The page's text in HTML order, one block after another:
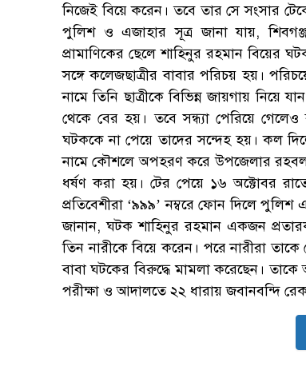
নিজেই বিয়ে করেন। তবে তার সে সংসার
পুলিশ ও এজাহার সূত্র জানা যায়,
প্রামাণিকের ছেলে শাহিনুর রহমান বিয়ের
সঙ্গে কলেজছাত্রীর বাবার পরিচয় হয়।
নামে তিনি ছাত্রীকে বিভিন্ন জায়গায় নিয়ে
থেকে বের হয়। তবে সন্ধ্যা পেরিয়ে গেলেও
ঘটককে না পেয়ে তাদের সন্দেহ হয়। কল
নামে কৌশলে অপহরণ করে উপজেলার রহবল
ধর্ষণ করা হয়। টের পেয়ে ১৬ অক্টোবর
প্রতিবেশীরা ‘৯৯৯’ নম্বরে ফোন দিলে
জানান, ঘটক শাহিনুর রহমান একজন
তিন নারীকে বিয়ে করেন। পরে নারীরা
বাবা ঘটকের বিরুদ্ধে মামলা করেছেন। তাকে
পরীক্ষা ও আদালতে ২২ ধারায় জবানবন্দি